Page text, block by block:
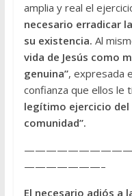
amplia y real el
necesario erradicar
su existencia. Al
vida de Jesús como
genuina”, expresada
confianza que ellos le
legítimo ejercicio del
comunidad”.
———————–
El necesario adiós a